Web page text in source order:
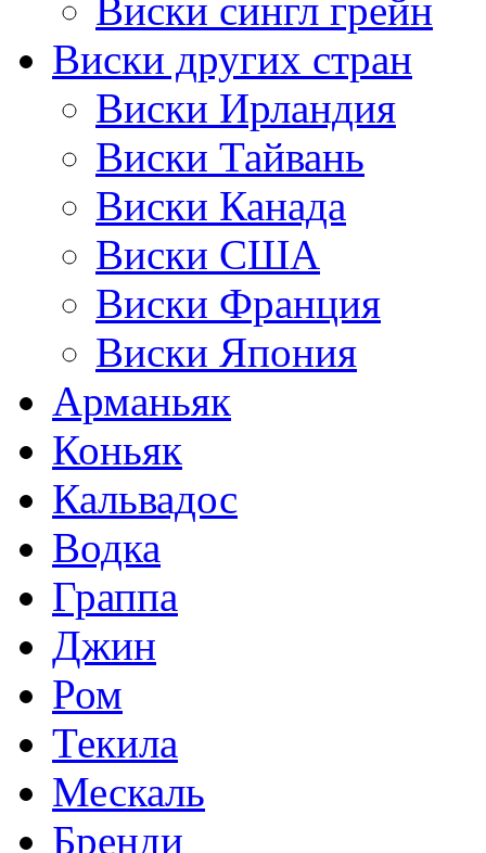
Виски сингл грейн
Виски других стран
Виски Ирландия
Виски Тайвань
Виски Канада
Виски США
Виски Франция
Виски Япония
Арманьяк
Коньяк
Кальвадос
Водка
Граппа
Джин
Ром
Текила
Мескаль
Бренди